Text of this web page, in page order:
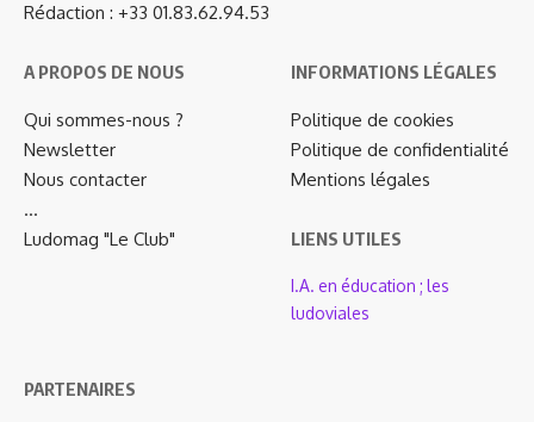
Rédaction : +33 01.83.62.94.53
A PROPOS DE NOUS
Qui sommes-nous ?
Newsletter
Nous contacter
…
Ludomag "Le Club"
INFORMATIONS LÉGALES
Politique de cookies
Politique de confidentialité
Mentions légales
LIENS UTILES
I.A. en éducation ; les
ludoviales
PARTENAIRES